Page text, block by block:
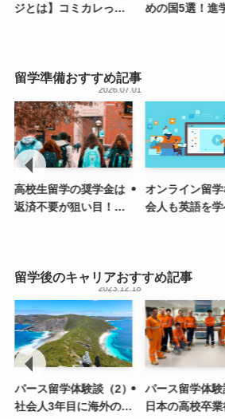
ジとは】コミカレって
めの国5選！進
留学準備おすすめ記事
高校生留学の奨学金は
返済不要が狙い目！給
オンライン留
会人も英語を
2026.07.01
留学後のキャリアおすすめ記事
パース留学体験談（2）
社会人3年目に海外の大
パース留学体
日本の高校卒
2023.12.18